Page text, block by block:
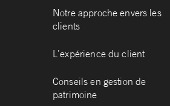
Notre approche envers les
clients
L’expérience du client
Conseils en gestion de
patrimoine